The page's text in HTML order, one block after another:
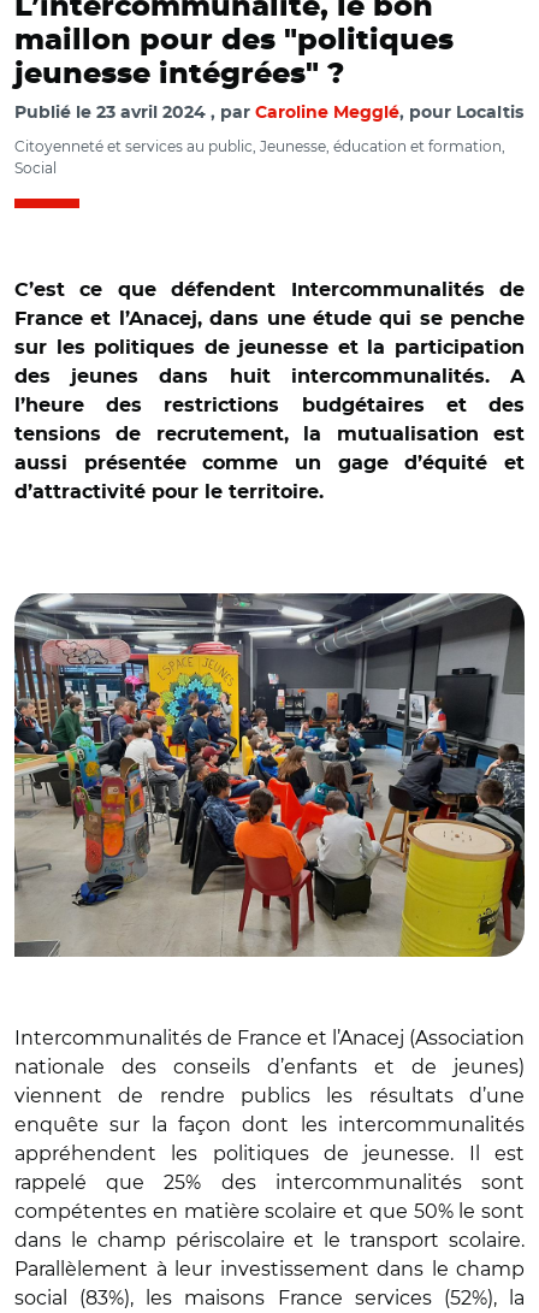
L’intercommunalité, le bon
maillon pour des "politiques
jeunesse intégrées" ?
Publié le 23 avril 2024 par Caroline Megglé, pour Localtis
Citoyenneté et services au public, Jeunesse, éducation et formation,
Social
C’est ce que défendent Intercommunalités de
France et l’Anacej, dans une étude qui se penche
sur les politiques de jeunesse et la participation
des jeunes dans huit intercommunalités. A
l’heure des restrictions budgétaires et des
tensions de recrutement, la mutualisation est
aussi présentée comme un gage d’équité et
d’attractivité pour le territoire.
Intercommunalités de France et l’Anacej (Association
nationale des conseils d’enfants et de jeunes)
viennent de rendre publics les résultats d’une
enquête sur la façon dont les intercommunalités
appréhendent les politiques de jeunesse. Il est
rappelé que 25% des intercommunalités sont
compétentes en matière scolaire et que 50% le sont
dans le champ périscolaire et le transport scolaire.
Parallèlement à leur investissement dans le champ
social (83%), les maisons France services (52%), la